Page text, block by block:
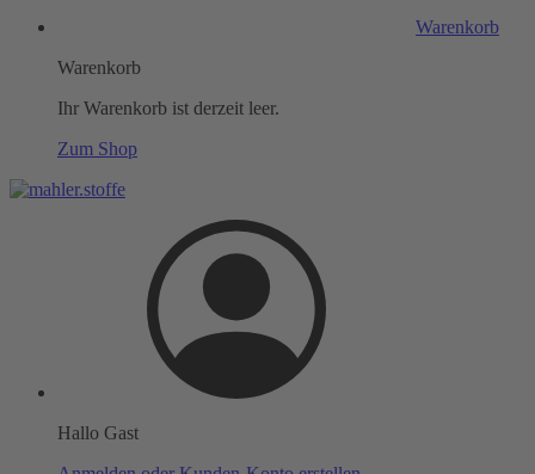
Warenkorb
Warenkorb
Ihr Warenkorb ist derzeit leer.
Zum Shop
Hallo Gast